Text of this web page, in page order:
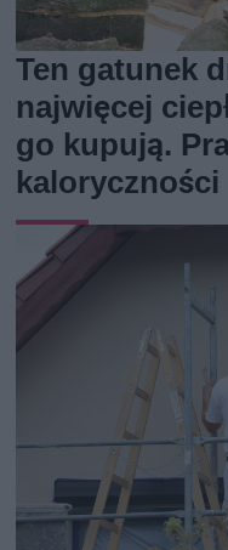
Ten gatunek
najwięcej
go kupują.
kaloryczności